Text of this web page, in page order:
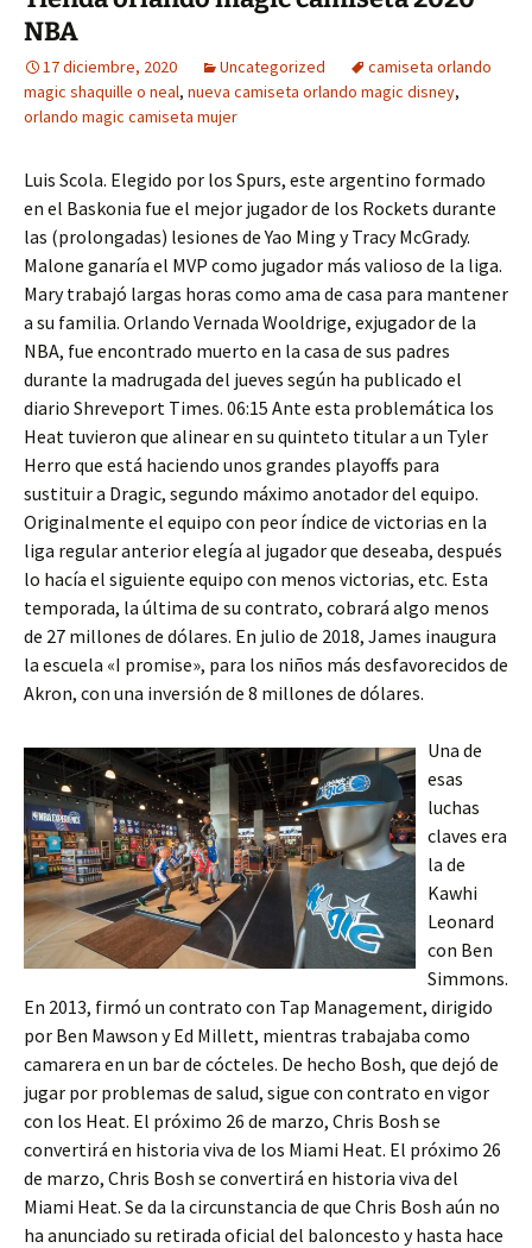
NBA
17 diciembre, 2020 Uncategorized
camiseta orlando
magic shaquille o neal, nueva camiseta orlando magic disney,
orlando magic camiseta mujer
Luis Scola. Elegido por los Spurs, este argentino formado
en el Baskonia fue el mejor jugador de los Rockets durante
las (prolongadas) lesiones de Yao Ming y Tracy McGrady.
Malone ganaría el MVP como jugador más valioso de la liga.
Mary trabajó largas horas como ama de casa para mantener
a su familia. Orlando Vernada Wooldrige, exjugador de la
NBA, fue encontrado muerto en la casa de sus padres
durante la madrugada del jueves según ha publicado el
diario Shreveport Times. 06:15 Ante esta problemática los
Heat tuvieron que alinear en su quinteto titular a un Tyler
Herro que está haciendo unos grandes playoffs para
sustituir a Dragic, segundo máximo anotador del equipo.
Originalmente el equipo con peor índice de victorias en la
liga regular anterior elegía al jugador que deseaba, después
lo hacía el siguiente equipo con menos victorias, etc. Esta
temporada, la última de su contrato, cobrará algo menos
de 27 millones de dólares. En julio de 2018, James inaugura
la escuela «I promise», para los niños más desfavorecidos de
Akron, con una inversión de 8 millones de dólares.
Una de
esas
luchas
claves era
la de
Kawhi
Leonard
con Ben
Simmons.
En 2013, firmó un contrato con Tap Management, dirigido
por Ben Mawson y Ed Millett, mientras trabajaba como
camarera en un bar de cócteles. De hecho Bosh, que dejó de
jugar por problemas de salud, sigue con contrato en vigor
con los Heat. El próximo 26 de marzo, Chris Bosh se
convertirá en historia viva de los Miami Heat. El próximo 26
de marzo, Chris Bosh se convertirá en historia viva del
Miami Heat. Se da la circunstancia de que Chris Bosh aún no
ha anunciado su retirada oficial del baloncesto y hasta hace